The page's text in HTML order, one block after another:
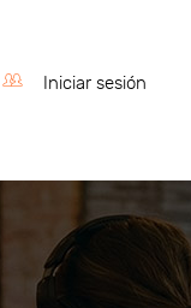
Iniciar sesión